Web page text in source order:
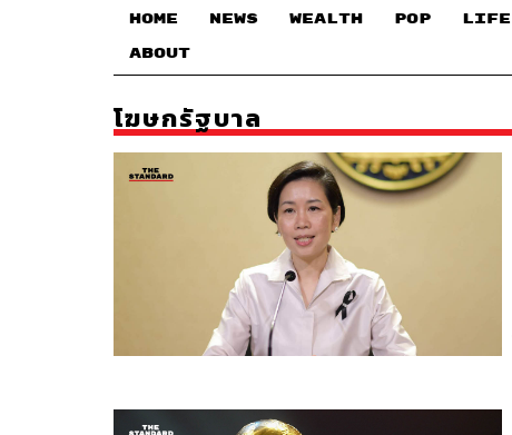
HOME NEWS WEALTH POP LIFE
ABOUT
โฆษกรัฐบาล